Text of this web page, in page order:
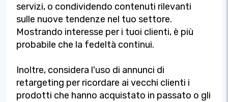
servizi, o condividendo contenuti rilevanti
sulle nuove tendenze nel tuo settore.
Mostrando interesse per i tuoi clienti, è più
probabile che la fedeltà continui.
Inoltre, considera l'uso di annunci di
retargeting per ricordare ai vecchi clienti i
prodotti che hanno acquistato in passato o gli